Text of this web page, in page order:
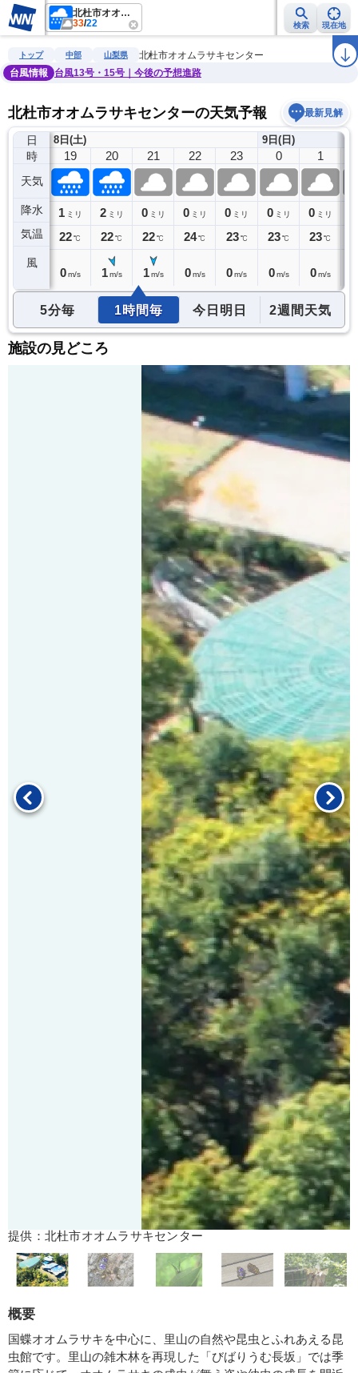
北杜市オオムラサキセンター
33/22 検索 現在地
雨雲レーダー 台風情報 地震情報 警報・注意報 ラ
トップ 中部 山梨県
北杜市オオムラサキセンター
台風情報
台風13号・15号｜今後の予想進路
北杜市オオムラサキセンターの天気予報 最新見解
日
時
天気
降水
気温
風
8日(土)
18
1ミリ
22℃
19
1 ミリ
22℃
0 m/s
20
2 ミリ
22℃
1 m/s
21
0 ミリ
22℃
1 m/s
22
0 ミリ
24℃
0 m/s
23
0 ミリ
23 ℃
0m/s
9日(日)
0
0 ミリ
23℃
0 m/s
1
0 ミリ
23℃
0 m/s
5分毎 1時間毎 今日明日 2週間天気
施設の見どころ
提供：北杜市オオムラサキセンター
概要
国蝶オオムラサキを中心に、里山の自然や昆虫とふれあえる昆
虫館です。里山の雑木林を再現した「びばりうむ長坂」では季